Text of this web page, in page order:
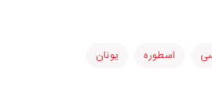
اسطوره
یونان